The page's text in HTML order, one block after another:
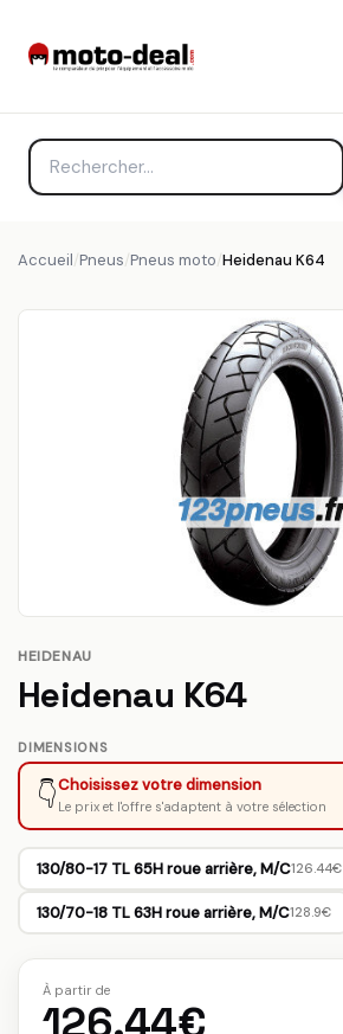
Accueil/Pneus/Pneus moto/Heidenau K64
HEIDENAU
Heidenau K64
DIMENSIONS
👇Choisissez votre dimension
Le prix et l'offre s'adaptent à votre sélection
130/80-17 TL 65H roue arrière, M/C126.44€
130/70-18 TL 63H roue arrière, M/C128.9€
À partir de
126.44€